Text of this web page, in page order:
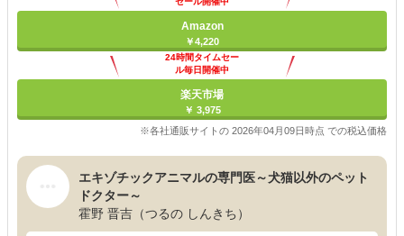
Amazon
￥4,220
24時間タイムセー
ル毎日開催中
楽天市場
￥ 3,975
※各社通販サイトの 2026年04月09日時点 での税込価格
エキゾチックアニマルの専門医～犬猫以外のペット
ドクター～
霍野 晋吉（つるの しんきち）